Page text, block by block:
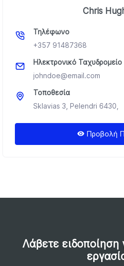
Chris
Τηλέφωνο
+357 91487368
Ηλεκτρονικό Ταχυδρομείο
johndoe@email.com
Τοποθεσία
Sklavias 3, Pelendri 6430,
Προβολή
Λάβετε ειδοποίηση